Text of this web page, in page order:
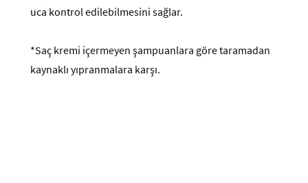
uca kontrol edilebilmesini sağlar.
*Saç kremi içermeyen şampuanlara göre taramadan
kaynaklı yıpranmalara karşı.